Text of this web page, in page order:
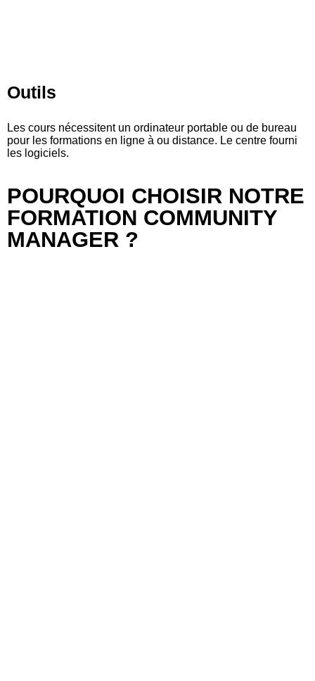
Outils
Les cours nécessitent un ordinateur portable ou de bureau
pour les formations en ligne à ou distance. Le centre fourni
les logiciels.
POURQUOI CHOISIR NOTRE
FORMATION COMMUNITY
MANAGER ?